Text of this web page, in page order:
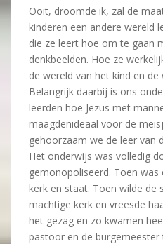
Ooit, droomde ik, zal de
kinderen een andere wereld
die ze leert hoe om te gaan
denkbeelden. Hoe ze
de wereld van het kind en
Belangrijk daarbij is ons
leerden hoe Jezus met
maagdenideaal voor de
gehoorzaam we de leer van
Het onderwijs was volledig
gemonopoliseerd. Toen
kerk en staat. Toen wilde de
machtige kerk en vreesde
het gezag en zo kwamen
pastoor en de